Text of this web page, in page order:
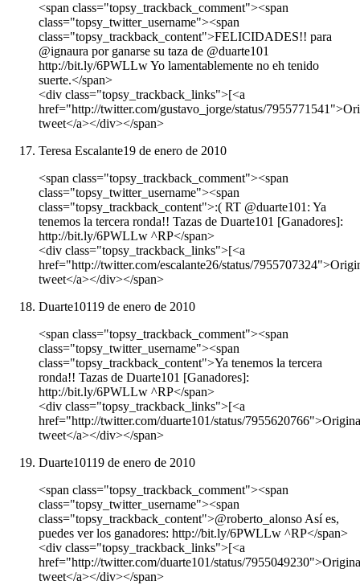
<span class="topsy_trackback_comment"><span
class="topsy_twitter_username"><span
class="topsy_trackback_content">FELICIDADES!! para
@ignaura por ganarse su taza de @duarte101
http://bit.ly/6PWLLw Yo lamentablemente no eh tenido
suerte.</span>
<div class="topsy_trackback_links">[<a
href="http://twitter.com/gustavo_jorge/status/
tweet</a></div></span>
Teresa Escalante19 de enero de 2010
<span class="topsy_trackback_comment"><span
class="topsy_twitter_username"><span
class="topsy_trackback_content">:( RT @duarte101: Ya
tenemos la tercera ronda!! Tazas de Duarte101 [Ganadores]:
http://bit.ly/6PWLLw ^RP</span>
<div class="topsy_trackback_links">[<a
href="http://twitter.com/escalante26/status/
tweet</a></div></span>
Duarte10119 de enero de 2010
<span class="topsy_trackback_comment"><span
class="topsy_twitter_username"><span
class="topsy_trackback_content">Ya tenemos la tercera
ronda!! Tazas de Duarte101 [Ganadores]:
http://bit.ly/6PWLLw ^RP</span>
<div class="topsy_trackback_links">[<a
href="http://twitter.com/duarte101/status/
tweet</a></div></span>
Duarte10119 de enero de 2010
<span class="topsy_trackback_comment"><span
class="topsy_twitter_username"><span
class="topsy_trackback_content">@roberto_alonso Así es,
puedes ver los ganadores: http://bit.ly/6PWLLw ^RP</span>
<div class="topsy_trackback_links">[<a
href="http://twitter.com/duarte101/status/
tweet</a></div></span>